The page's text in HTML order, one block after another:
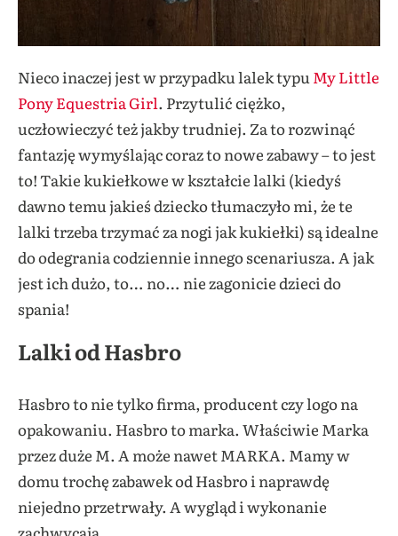
Nieco inaczej jest w przypadku lalek typuMy Little
Pony Equestria Girl. Przytulić ciężko,
uczłowieczyć też jakby trudniej. Za to rozwinąć
fantazję wymyślając coraz to nowe zabawy – to jest
to! Takie kukiełkowe w kształcie lalki (kiedyś
dawno temu jakieś dziecko tłumaczyło mi, że te
lalki trzeba trzymać za nogi jak kukiełki) są idealne
do odegrania codziennie innego scenariusza. A jak
jest ich dużo, to… no… nie zagonicie dzieci do
spania!
Lalki od Hasbro
Hasbro to nie tylko firma, producent czy logo na
opakowaniu. Hasbro to marka. Właściwie Marka
przez duże M. A może nawet MARKA. Mamy w
domu trochę zabawek od Hasbro i naprawdę
niejedno przetrwały. A wygląd i wykonanie